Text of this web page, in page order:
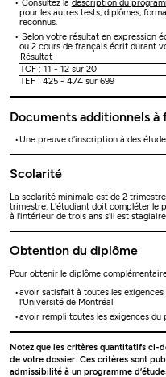
Consultez la description du
pour les autres tests, diplômes,
reconnus.
Selon votre résultat en expression
ou 2 cours de français écrit durant
Résultat
TCF : 11 - 12 sur 20
TEF : 425 - 474 sur 699
Documents additionnels à
Une preuve d'inscription à des
Scolarité
La scolarité minimale est de 2
trimestre. L'étudiant doit compléter le
à l'intérieur de trois ans s'il est
Obtention du diplôme
Pour obtenir le diplôme
avoir satisfait à toutes les
l'Université de Montréal
avoir rempli toutes les exigences du
Notez que les critères quantitatifs ci-
de votre dossier. Ces critères sont
admissibilité à un programme